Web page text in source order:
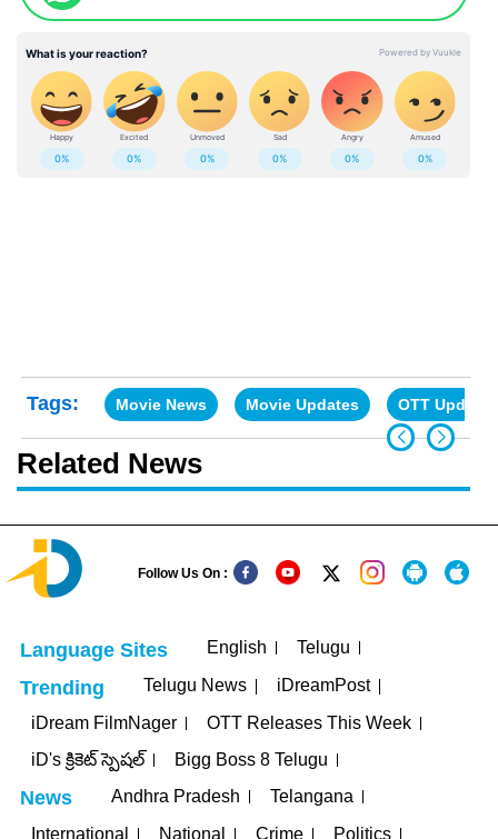
Tags: Movie News Movie Updates OTT Updates
Related News
Follow Us On :
Language Sites English Telugu
Trending Telugu News
iDreamPost
iDream FilmNager
OTT Releases This Week
iD's క్రికెట్ స్పెషల్
Bigg Boss 8 Telugu
News Andhra Pradesh
Telangana
International
National Crime Politics